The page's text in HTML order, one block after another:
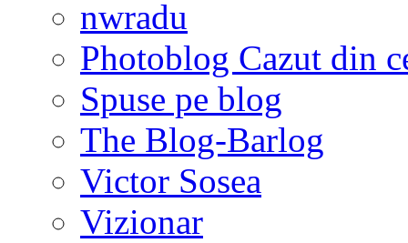
nwradu
Photoblog Cazut din
Spuse pe blog
The Blog-Barlog
Victor Sosea
Vizionar